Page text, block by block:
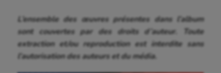
L’ensemble des œuvres présentes dans l’album
sont couvertes par des droits d’auteur. Toute
extraction et/ou reproduction est interdite sans
l’autorisation des auteurs et du média.